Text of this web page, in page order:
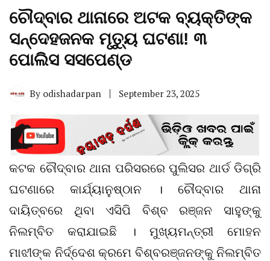
ଚୌଦ୍ବାର ଥାନାରେ ଅଟକ ବ୍ୟକ୍ତିଙ୍କ
ସନ୍ଦେହଜନକ ମୃତ୍ୟୁ ଘଟଣା! ୩
ପୋଲିସ ସସପେଣ୍ଡ
By odishadarpan September 23, 2025
କଟକ ଚୌଦ୍ବାର ଥାନା ପରିସରରେ ପୁଲିସର ଥାର୍ଡ ଡିଗ୍ରି
ଘଟଣାରେ କାର୍ଯ୍ୟାନୁଷ୍ଠାନ । ଚୌଦ୍ବାର ଥାନା
ଦାୟିତ୍ବରେ ଥିବା ଏସିପି ବିଶ୍ବ ରଞ୍ଜନ ସାହୁଙ୍କୁ
ନିଲମ୍ବିତ କରାଯାଇଛି । ମୁଖ୍ୟମନ୍ତ୍ରୀ ମୋହନ
ମାଝୀଙ୍କ ନିର୍ଦ୍ଦେଶ କ୍ରମେ ବିଶ୍ବରଞ୍ଜନଙ୍କୁ ନିଲମ୍ବିତ